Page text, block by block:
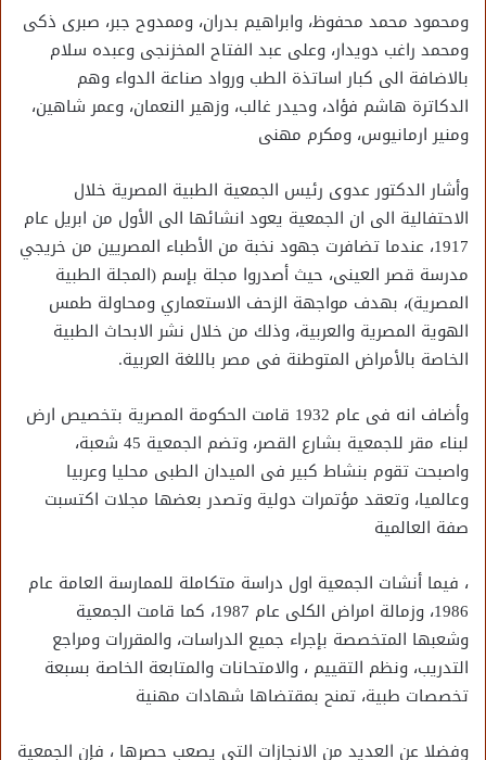
ومحمود محمد محفوظ، وابراهيم بدران، وممدوح جبر، صبرى ذكى
ومحمد راغب دويدار، وعلى عبد الفتاح المخزنجى وعبده سلام
بالاضافة الى كبار اساتذة الطب ورواد صناعة الدواء وهم
الدكاترة هاشم فؤاد، وحيدر غالب، وزهير النعمان، وعمر شاهين،
ومنير ارمانيوس، ومكرم مهنى
وأشار الدكتور عدوى رئيس الجمعية الطبية المصرية خلال
الاحتفالية الى ان الجمعية يعود انشائها الى الأول من ابريل عام
1917، عندما تضافرت جهود نخبة من الأطباء المصريين من خريجي
مدرسة قصر العينى، حيث أصدروا مجلة بإسم (المجلة الطبية
المصرية)، بهدف مواجهة الزحف الاستعماري ومحاولة طمس
الهوية المصرية والعربية، وذلك من خلال نشر الابحاث الطبية
الخاصة بالأمراض المتوطنة فى مصر باللغة العربية.
وأضاف انه فى عام 1932 قامت الحكومة المصرية بتخصيص ارض
لبناء مقر للجمعية بشارع القصر، وتضم الجمعية 45 شعبة،
واصبحت تقوم بنشاط كبير فى الميدان الطبى محليا وعربيا
وعالميا، وتعقد مؤتمرات دولية وتصدر بعضها مجلات اكتسبت
صفة العالمية
، فيما أنشات الجمعية اول دراسة متكاملة للممارسة العامة عام
1986، وزمالة امراض الكلى عام 1987، كما قامت الجمعية
وشعبها المتخصصة بإجراء جميع الدراسات، والمقررات ومراجع
التدريب، ونظم التقييم ، والامتحانات والمتابعة الخاصة بسبعة
تخصصات طبية، تمنح بمقتضاها شهادات مهنية
وفضلا عن العديد من الانجازات التى يصعب حصرها ، فإن الجمعية